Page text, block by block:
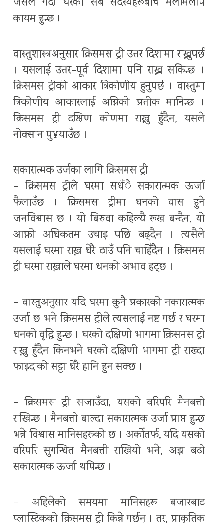
कायम हुन्छ ।
वास्तुशास्त्रअनुसार क्रिसमस ट्री उत्तर दिशामा राख्नुपर्छ
। यसलाई उत्तर–पूर्व दिशामा पनि राख्न सकिन्छ ।
क्रिसमस ट्रीको आकार त्रिकोणीय हुनुपर्छ । वास्तुमा
त्रिकोणीय आकारलाई अग्निको प्रतीक मानिन्छ ।
क्रिसमस ट्री दक्षिण कोणमा राख्नु हुँदैन, यसले
नोक्सान पु¥याउँछ ।
सकारात्मक उर्जका लागि क्रिसमस ट्री
– क्रिसमस ट्रीले घरमा सधँै सकारात्मक ऊर्जा
फैलाउँछ । क्रिसमस ट्रीमा धनको वास हुने
जनविश्वास छ । यो बिरुवा कहिल्यै रूख बन्दैन, यो
आफ्नो अधिकतम उचाइ पछि बढ्दैन । त्यसैले
यसलाई घरमा राख्न धेरै ठाउँ पनि चाहिँदैन । क्रिसमस
ट्री घरमा राख्नाले घरमा धनको अभाव हट्छ ।
– वास्तुअनुसार यदि घरमा कुनै प्रकारको नकारात्मक
उर्जा छ भने क्रिसमस ट्रीले त्यसलाई नष्ट गर्छ र घरमा
धनको वृद्धि हुन्छ । घरको दक्षिणी भागमा क्रिसमस ट्री
राख्नु हुँदैन किनभने घरको दक्षिणी भागमा ट्री राख्दा
फाइदाको सट्टा धेरै हानि हुन सक्छ ।
– क्रिसमस ट्री सजाउँदा, यसको वरिपरि मैनबत्ती
राखिन्छ । मैनबत्ती बाल्दा सकारात्मक उर्जा प्राप्त हुन्छ
भन्ने विश्वास मानिसहरूको छ । अर्कोतर्फ, यदि यसको
वरिपरि सुगन्धित मैनबत्ती राखियो भने, अझ बढी
सकारात्मक ऊर्जा थपिन्छ ।
– अहिलेको समयमा मानिसहरू बजारबाट
प्लास्टिकको क्रिसमस ट्री किन्ने गर्छन् । तर, प्राकृतिक